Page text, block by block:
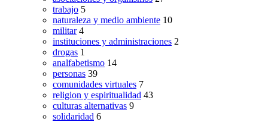
trabajo 5
naturaleza y medio ambiente 10
militar 4
instituciones y administraciones 2
drogas 1
analfabetismo 14
personas 39
comunidades virtuales 7
religion y espiritualidad 43
culturas alternativas 9
solidaridad 6